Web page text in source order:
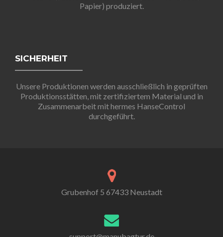
Papier) produziert.
SICHERHEIT
Unsere Produktionen werden ausschließlich in geprüften
Produktionsstätten, mit zertifiziertem Material und in
Zusammenarbeit mit hermes HanseControl
durchgeführt.
Grubenhof 5 67433 Neustadt